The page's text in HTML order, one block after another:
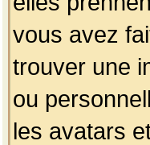
vous avez
trouver une
ou
les avatars